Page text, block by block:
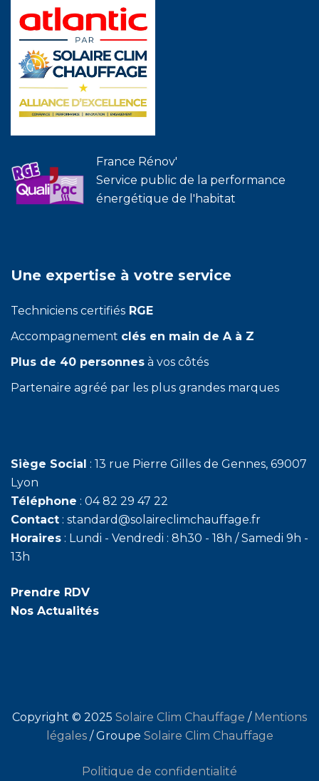
France Rénov'
Service public de la performance
énergétique de l'habitat
Une expertise à votre service
Techniciens certifiés RGE
Accompagnement clés en main de A à Z
Plus de 40 personnes à vos côtés
Partenaire agréé par les plus grandes marques
Siège Social : 13 rue Pierre Gilles de Gennes, 69007
Lyon
Téléphone : 04 82 29 47 22
Contact : standard@solaireclimchauffage.fr
Horaires : Lundi - Vendredi : 8h30 - 18h / Samedi 9h -
13h
Prendre RDV
Nos Actualités
Copyright © 2025 Solaire Clim Chauffage / Mentions
légales/ Groupe Solaire Clim Chauffage
Politique de confidentialité